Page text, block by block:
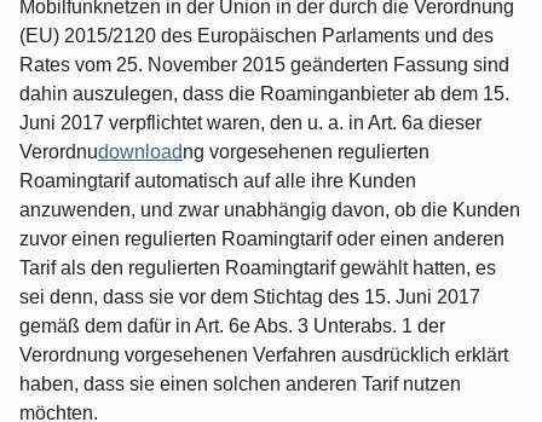
Mobilfunknetzen in der Union in der durch die Verordnung
(EU) 2015/2120 des Europäischen Parlaments und des
Rates vom 25. November 2015 geänderten Fassung sind
dahin auszulegen, dass die Roaminganbieter ab dem 15.
Juni 2017 verpflichtet waren, den u. a. in Art. 6a dieser
Verordnudownloadng vorgesehenen regulierten
Roamingtarif automatisch auf alle ihre Kunden
anzuwenden, und zwar unabhängig davon, ob die Kunden
zuvor einen regulierten Roamingtarif oder einen anderen
Tarif als den regulierten Roamingtarif gewählt hatten, es
sei denn, dass sie vor dem Stichtag des 15. Juni 2017
gemäß dem dafür in Art. 6e Abs. 3 Unterabs. 1 der
Verordnung vorgesehenen Verfahren ausdrücklich erklärt
haben, dass sie einen solchen anderen Tarif nutzen
möchten.